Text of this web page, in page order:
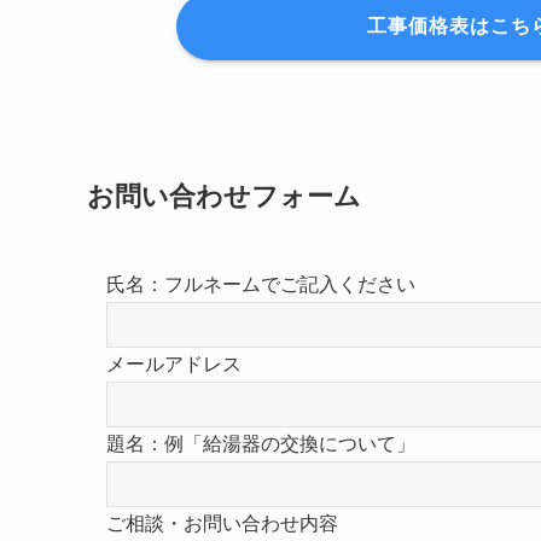
工事価格表はこち
お問い合わせフォーム
氏名：フルネームでご記入ください
メールアドレス
題名：例「給湯器の交換について」
ご相談・お問い合わせ内容